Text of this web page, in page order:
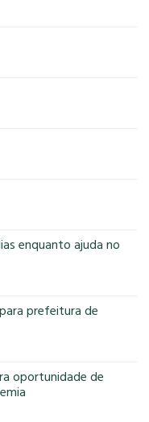
enquanto ajuda no
prefeitura de
oportunidade de